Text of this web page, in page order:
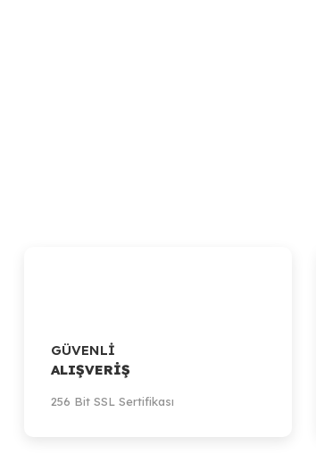
GÜVENLİ
ALIŞVERİŞ
256 Bit SSL Sertifikası